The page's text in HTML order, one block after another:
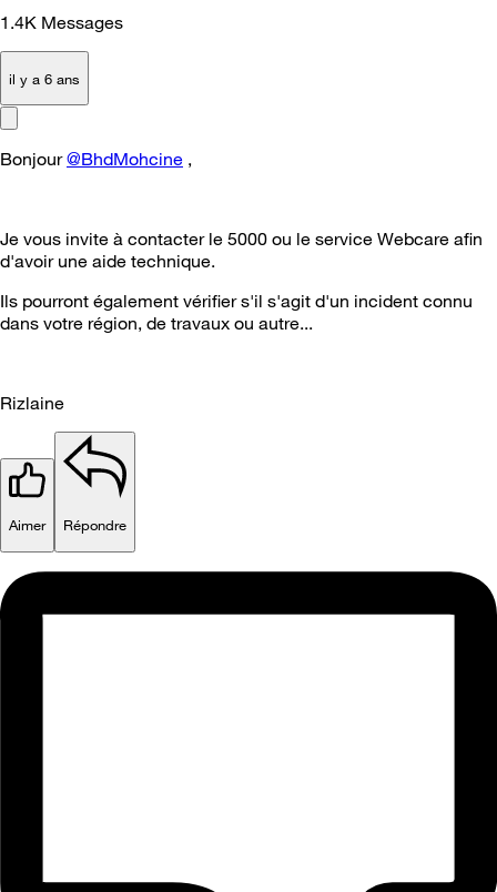
1.4K Messages
il y a 6 ans
Bonjour@BhdMohcine ,
Je vous invite à contacter le 5000 ou le service Webcare afin
d'avoir une aide technique.
Ils pourront également vérifier s'il s'agit d'un incident connu
dans votre région, de travaux ou autre...
Rizlaine
Aimer Répondre